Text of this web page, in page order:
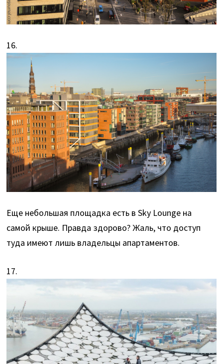
16.
Еще небольшая площадка есть в Sky Lounge на
самой крыше. Правда здорово? Жаль, что доступ
туда имеют лишь владельцы апартаментов.
17.